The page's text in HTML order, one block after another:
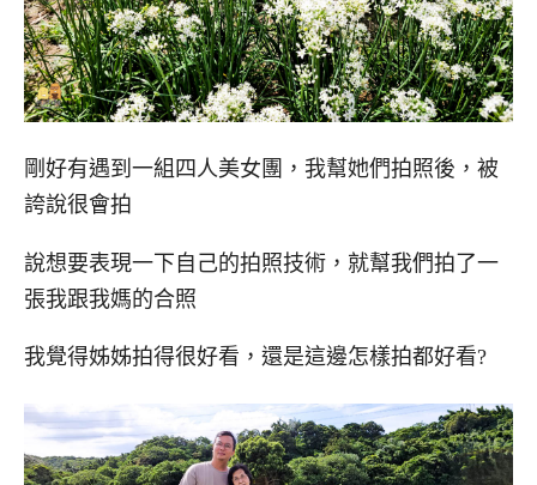
剛好有遇到一組四人美女團，我幫她們拍照後，被
誇說很會拍
說想要表現一下自己的拍照技術，就幫我們拍了一
張我跟我媽的合照
我覺得姊姊拍得很好看，還是這邊怎樣拍都好看?